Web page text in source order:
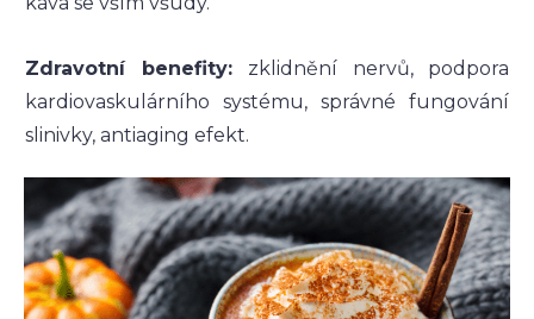
Zdravotní benefity: zklidnění nervů, podpora
kardiovaskulárního systému, správné fungování
slinivky, antiaging efekt.